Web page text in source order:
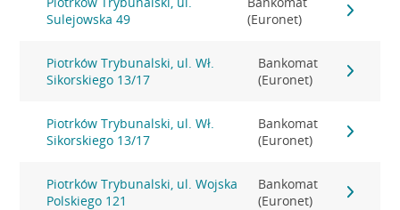
Sulejowska 49
(Euronet)
Piotrków Trybunalski, ul. Wł.
Sikorskiego 13/17
Bankomat
(Euronet)
Piotrków Trybunalski, ul. Wł.
Sikorskiego 13/17
Bankomat
(Euronet)
Piotrków Trybunalski, ul. Wojska
Polskiego 121
Bankomat
(Euronet)